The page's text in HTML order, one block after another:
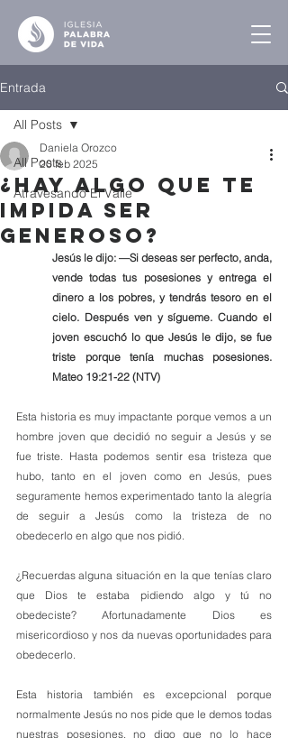
Entrada
All Posts
Atravesando El Valle
All Posts
¿Hay Algo que te
Impida ser
Generoso?
Daniela Orozco
20 feb 2025
Jesús le dijo: —Si deseas ser perfecto, anda,
vende todas tus posesiones y entrega el
dinero a los pobres, y tendrás tesoro en el
cielo. Después ven y sígueme. Cuando el
joven escuchó lo que Jesús le dijo, se fue
triste porque tenía muchas posesiones.
Mateo 19:21-22 (NTV)
Esta historia es muy impactante porque vemos a un
hombre joven que decidió no seguir a Jesús y se
fue triste. Hasta podemos sentir esa tristeza que
hubo, tanto en el joven como en Jesús, pues
seguramente hemos experimentado tanto la alegría
de seguir a Jesús como la tristeza de no
obedecerlo en algo que nos pidió.
¿Recuerdas alguna situación en la que tenías claro
que Dios te estaba pidiendo algo y tú no
obedeciste? Afortunadamente Dios es
misericordioso y nos da nuevas oportunidades para
obedecerlo.
Esta historia también es excepcional porque
normalmente Jesús no nos pide que le demos todas
nuestras posesiones, no digo que no lo hace